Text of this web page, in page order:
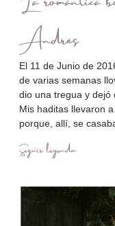
Andrés
El 11 de Junio de
de varias semanas
dio una tregua y dejó
Mis haditas llevaron
porque, allí, se
Seguir leyendo